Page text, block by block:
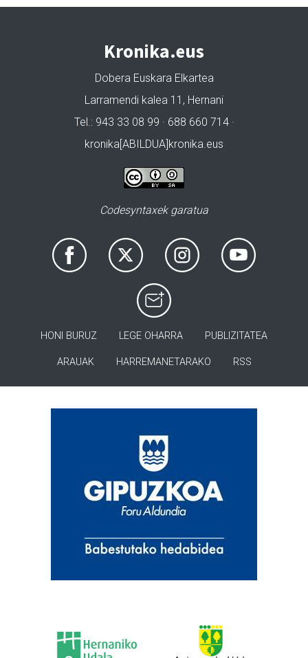
Kronika.eus
Dobera Euskara Elkartea
Larramendi kalea 11, Hernani
Tel.: 943 33 08 99 · 688 660 714 ·
kronika[ABILDUA]kronika.eus
Codesyntaxek garatua
HONI BURUZ LEGE OHARRA PUBLIZITATEA
ARAUAK HARREMANETARAKO RSS